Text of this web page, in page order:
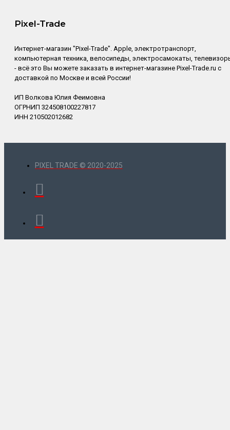
Pixel-Trade
Интернет-магазин "Pixel-Trade". Apple, электротранспорт,
компьютерная техника, велосипеды, электросамокаты,
- всё это Вы можете заказать в интернет-магазине Pixel-Trade.ru с
доставкой по Москве и всей России!
ИП Волкова Юлия Феимовна
ОГРНИП 324508100227817
ИНН 210502012682
PIXEL TRADE © 2020-2025